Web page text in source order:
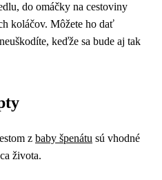
do omáčky na cestoviny
koláčov. Môžete ho dať
keďže sa bude aj tak
z baby špenátu sú vhodné
života.